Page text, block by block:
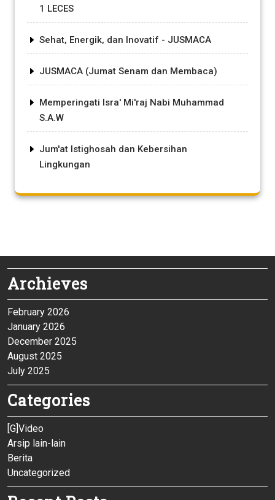
1 LECES
Sehat, Energik, dan Inovatif - JUSMACA
JUSMACA (Jumat Senam dan Membaca)
Memperingati Isra' Mi'raj Nabi Muhammad
S.A.W
Jum'at Istighosah dan Kebersihan
Lingkungan
Archieves
February 2026
January 2026
December 2025
August 2025
July 2025
Categories
[G]Video
Arsip lain-lain
Berita
Uncategorized